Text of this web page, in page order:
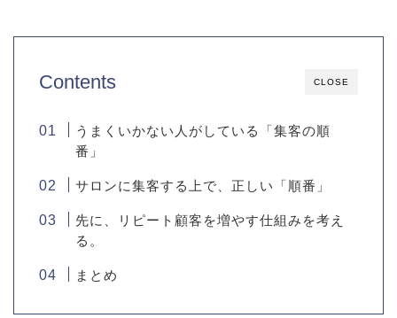
CLOSE
Contents
うまくいかない人がしている「集客の順
番」
サロンに集客する上で、正しい「順番」
先に、リピート顧客を増やす仕組みを考え
る。
まとめ